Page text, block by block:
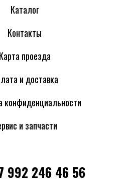
Каталог
Контакты
Карта проезда
и доставка
конфиденциальности
и запчасти
992 246 46 56